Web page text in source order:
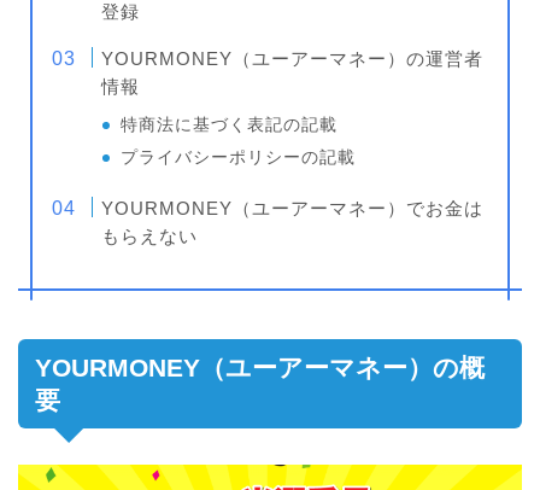
登録
YOURMONEY（ユーアーマネー）の運営者
情報
特商法に基づく表記の記載
プライバシーポリシーの記載
YOURMONEY（ユーアーマネー）でお金は
もらえない
YOURMONEY（ユーアーマネー）の概
要